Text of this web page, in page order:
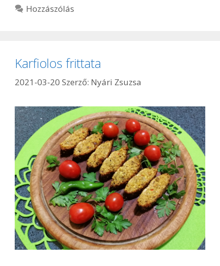
Hozzászólás
Karfiolos frittata
2021-03-20 Szerző: Nyári Zsuzsa